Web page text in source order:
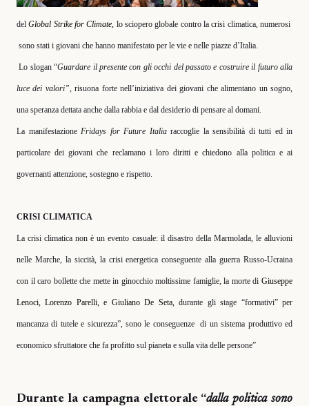
delGlobal Strike for Climate, lo sciopero globale contro la crisi climatica, numerosi
sono stati i giovani che hanno manifestato per le vie e nelle piazze d’Italia.
Lo slogan “Guardare il presente con gli occhi del passato e costruire il futuro alla
luce dei valori”,risuona forte nell’iniziativa dei giovani che alimentano un sogno,
una speranza dettata anche dalla rabbia e dal desiderio di pensare al domani.
La manifestazione Fridays for Future Italiaraccoglie la sensibilità di tutti ed in
particolare dei giovani che reclamano i loro diritti e chiedono alla politica e ai
governanti attenzione, sostegno e rispetto.
CRISI CLIMATICA
La crisi climatica non è un evento casuale: il disastro della Marmolada, le alluvioni
nelle Marche, la siccità, la crisi energetica conseguente alla guerra Russo-Ucraina
con il caro bollette che mette in ginocchio moltissime famiglie, la morte di Giuseppe
Lenoci, Lorenzo Parelli, e Giuliano De Seta,durante gli stage “formativi” per
mancanza di tutele e sicurezza”, sono le conseguenze di un sistema produttivo ed
economico sfruttatore che fa profitto sul pianeta e sulla vita delle persone”
Durante la campagna elettorale “dalla politica sono